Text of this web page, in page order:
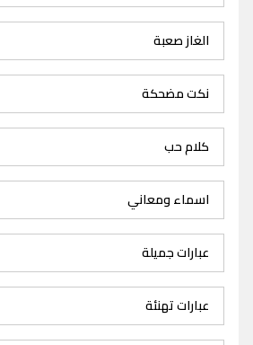
الغاز صعبة
نكت مضحكة
كلام حب
اسماء ومعاني
عبارات جميلة
عبارات تهنئة